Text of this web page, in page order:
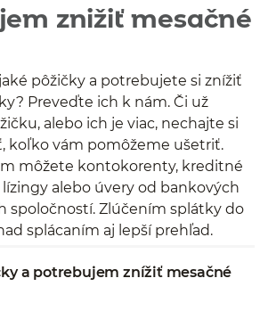
znižiť mesačné
pôžičky a potrebujete si znížiť
Preveďte ich k nám. Či už
alebo ich je viac, nechajte si
koľko vám pomôžeme ušetriť.
môžete kontokorenty, kreditné
alebo úvery od bankových
spoločností. Zlúčením splátky do
splácaním aj lepší prehľad.
a potrebujem znížiť mesačné